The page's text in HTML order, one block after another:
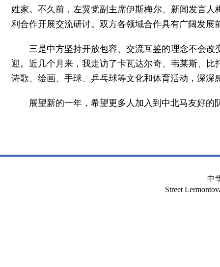
姓家。不久前，左翼党副主席伊斯梅尔、新闻发言
利合作开展交流研讨。双方各领域合作具有广阔发展
三是中方坚持开放包容、交流互鉴的理念不会
迎。近几个月来，我走访了卡瓦达尔奇、韦莱斯、
诗歌、绘画、手球、乒乓球等文化和体育活动，深
展望新的一年，希望更多人加入到中北马友好
中
Street